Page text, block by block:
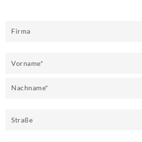
Firma
Vorname*
Nachname*
Straße